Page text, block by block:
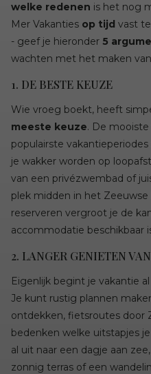
welke redenen is het nog
Mer Vakanties op tijd vast
- geef je hieronder 5
wachten met het maken
1. DE BESTE KEUZE
Wie vroeg boekt, heeft
meeste keuze. De
populairste
je wakker worden op
van een privézwembad of
plek midden in het
reserveren vergroot je de
accommodatie beschikbaar
2. LANGER GENIETEN
Eigenlijk begint je vakantie
Je kunt rustig plannen
ontdekken, fietsroutes door
bedenken welke uitstapjes
al uit naar een dagje aan
zonnig terras of een